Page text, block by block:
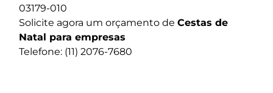
03179-010
Solicite agora um orçamento de Cestas de
Natal para empresas
Telefone: (11) 2076-7680